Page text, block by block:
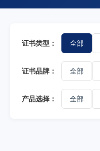
证书类型： 全部
证书品牌： 全部
产品选择： 全部